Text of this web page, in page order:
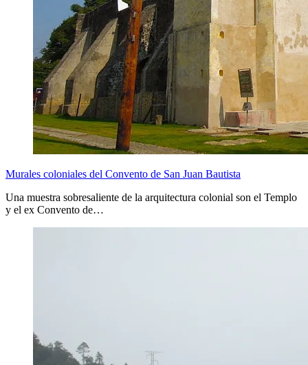
Murales coloniales del Convento de San Juan Bautista
Una muestra sobresaliente de la arquitectura colonial son el Templo
y el ex Convento de…